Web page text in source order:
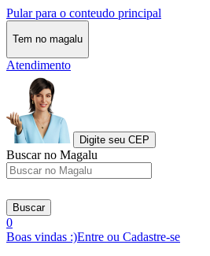
Pular para o conteudo principal
Tem no magalu
Atendimento
Digite seu CEP
Buscar no Magalu
Buscar
0
Boas vindas :)Entre ou Cadastre-se